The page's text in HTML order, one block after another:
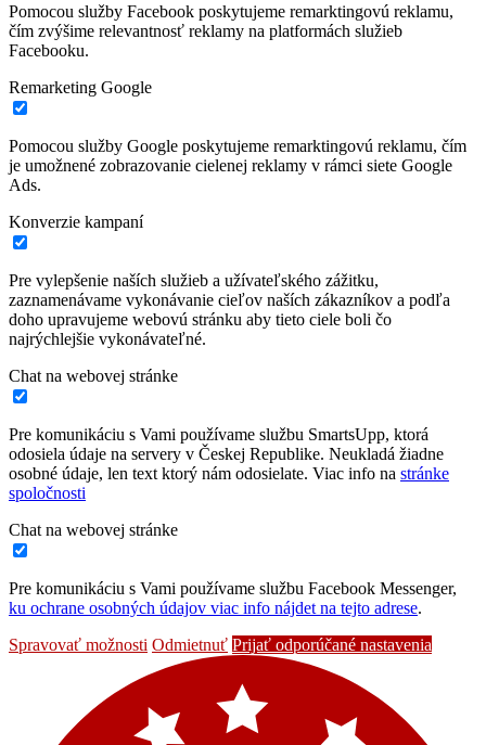
Pomocou služby Facebook poskytujeme remarktingovú reklamu,
čím zvýšime relevantnosť reklamy na platformách služieb
Facebooku.
Remarketing Google
Pomocou služby Google poskytujeme remarktingovú reklamu, čím
je umožnené zobrazovanie cielenej reklamy v rámci siete Google
Ads.
Konverzie kampaní
Pre vylepšenie naších služieb a užívateľského zážitku,
zaznamenávame vykonávanie cieľov naších zákazníkov a podľa
doho upravujeme webovú stránku aby tieto ciele boli čo
najrýchlejšie vykonávateľné.
Chat na webovej stránke
Pre komunikáciu s Vami používame službu SmartsUpp, ktorá
odosiela údaje na servery v Českej Republike. Neukladá žiadne
osobné údaje, len text ktorý nám odosielate. Viac info na stránke
spoločnosti
Chat na webovej stránke
Pre komunikáciu s Vami používame službu Facebook Messenger,
ku ochrane osobných údajov viac info nájdet na tejto adrese.
Spravovať možnosti Odmietnuť Prijať odporúčané nastavenia